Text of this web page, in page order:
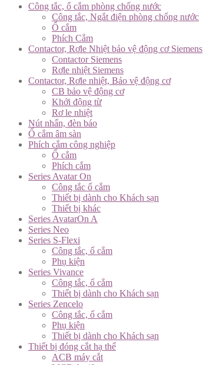
Công tắc, ổ cắm phòng chống nước
Công tắc, Ngắt điện phòng chống nước
Ổ cắm
Phích Cắm
Contactor, Rơle Nhiệt bảo vệ động cơ Siemens
Contactor Siemens
Rơle nhiệt Siemens
Contactor, Rơle nhiệt, Bảo vệ động cơ
CB bảo vệ động cơ
Khởi động từ
Rơ le nhiệt
Nút nhấn, đèn báo
Ổ cắm âm sàn
Phích cắm công nghiệp
Ổ cắm
Phích cắm
Series Avatar On
Công tắc ổ cắm
Thiết bị dành cho Khách sạn
Thiết bị khác
Series AvatarOn A
Series Neo
Series S-Flexi
Công tắc, ổ cắm
Phụ kiện
Series Vivance
Công tắc, ổ cắm
Thiết bị dành cho Khách sạn
Series Zencelo
Công tắc, ổ cắm
Phụ kiện
Thiết bị dành cho Khách sạn
Thiết bị đóng cắt hạ thế
ACB máy cắt